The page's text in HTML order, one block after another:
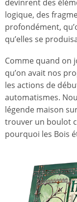
devinrent des
logique, des
profondément,
qu’elles se
Comme quand on
qu’on avait nos
les actions de
automatismes.
légende maison
trouver un boulot
pourquoi les Bois